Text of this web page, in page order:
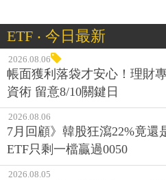
ETF ‧ 今日最新
2026.08.06
帳面獲利落袋才安心！理財
資術 留意8/10關鍵日
2026.08.06
7月回顧》韓股狂瀉22%竟還
ETF只剩一檔贏過0050
2026.08.05